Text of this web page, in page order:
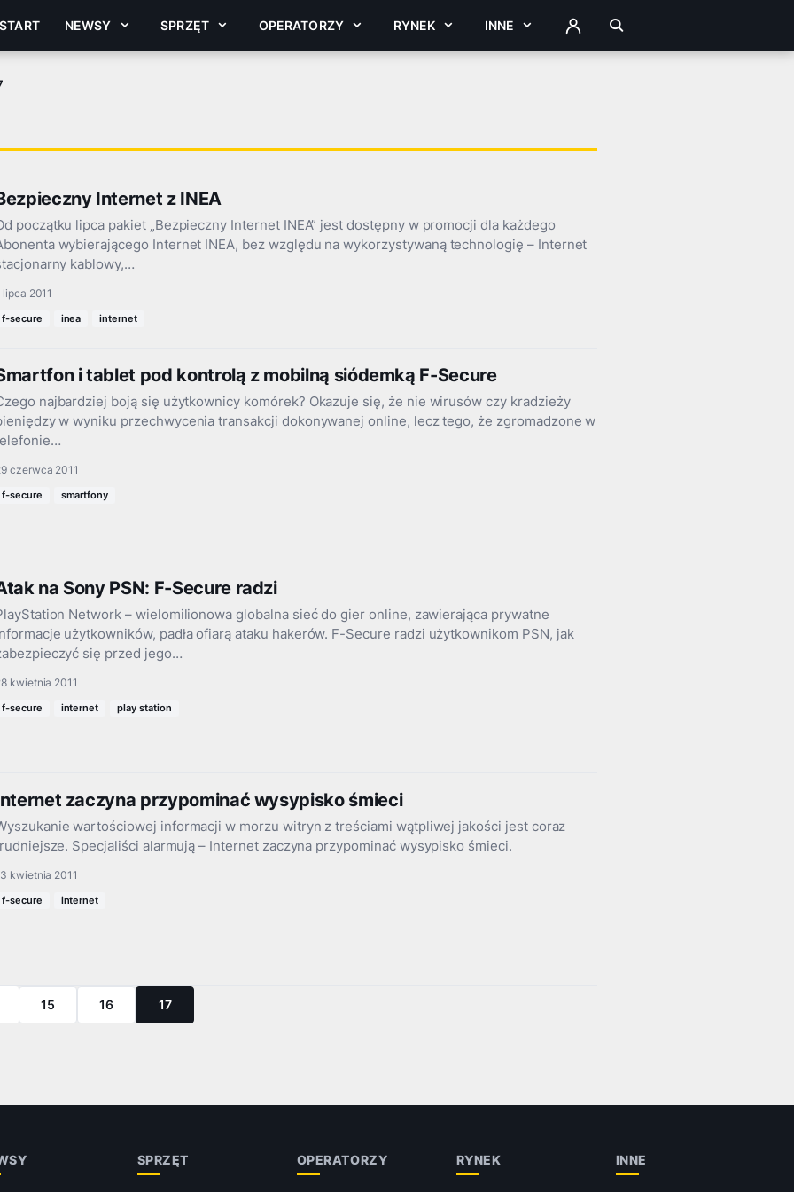
START NEWSY SPRZĘT OPERATORZY RYNEK INNE ZALOGUJ
Internet z INEA
początku lipca pakiet „Bezpieczny Internet INEA” jest dostępny w promocji dla każdego
wybierającego Internet INEA, bez względu na wykorzystywaną technologię – Internet
kablowy,…
lipca 2011
f-secure inea internet
i tablet pod kontrolą z mobilną siódemką F-Secure
najbardziej boją się użytkownicy komórek? Okazuje się, że nie wirusów czy kradzieży
w wyniku przechwycenia transakcji dokonywanej online, lecz tego, że zgromadzone w
czerwca 2011
f-secure smartfony
na Sony PSN: F-Secure radzi
Network – wielomilionowa globalna sieć do gier online, zawierająca prywatne
użytkowników, padła ofiarą ataku hakerów. F-Secure radzi użytkownikom PSN, jak
się przed jego…
kwietnia 2011
f-secure internet play station
zaczyna przypominać wysypisko śmieci
wartościowej informacji w morzu witryn z treściami wątpliwej jakości jest coraz
Specjaliści alarmują – Internet zaczyna przypominać wysypisko śmieci.
kwietnia 2011
f-secure internet
15 16 17
SPRZĘT OPERATORZY RYNEK INNE